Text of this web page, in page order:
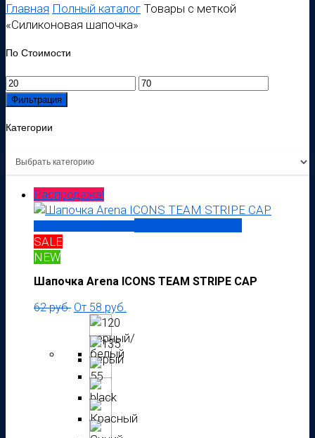
популярности
Главная Полный каталог Товары с меткой
«Силиконовая шапочка»
По Стоимости
Минимальная
цена
Максимальная
Фильтрация
Категории
Распродажа!
SALE
NEW
Шапочка Arena ICONS TEAM STRIPE CAP
62руб. От 58 руб.